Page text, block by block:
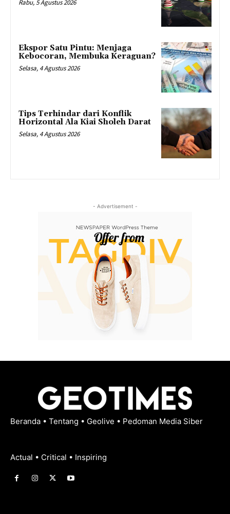
Rabu, 5 Agustus 2026
Ekspor Satu Pintu: Menjaga
Kebocoran, Membuka Keraguan?
Selasa, 4 Agustus 2026
Tips Terhindar dari Konflik
Horizontal Ala Kiai Sholeh Darat
Selasa, 4 Agustus 2026
- Advertisement -
Beranda • Tentang • Geolive • Pedoman Media Siber
Actual • Critical • Inspiring